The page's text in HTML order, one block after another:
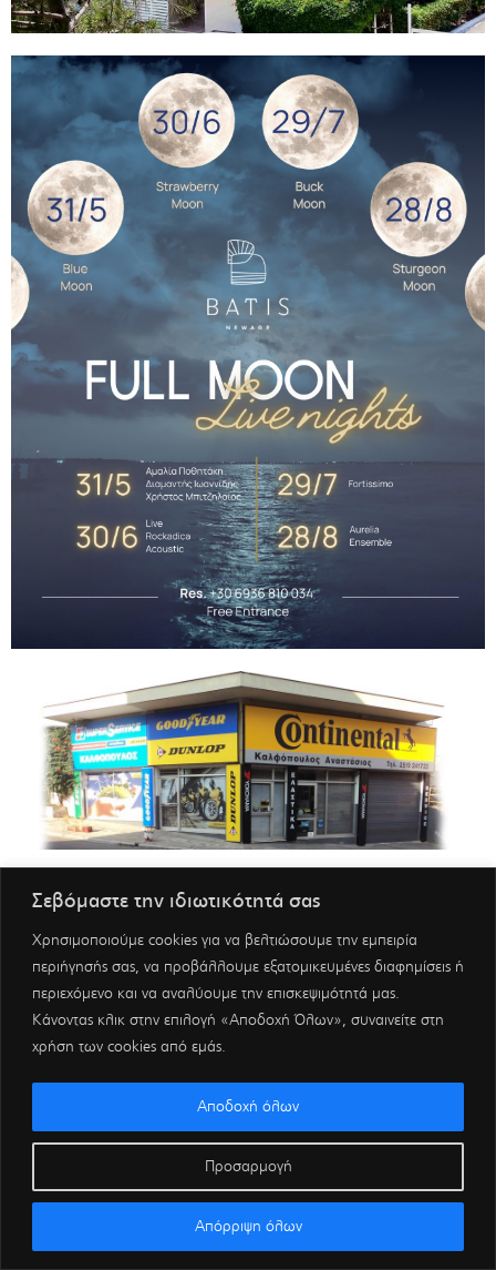
Σεβόμαστε την ιδιωτικότητά σας
Χρησιμοποιούμε cookies για να βελτιώσουμε την εμπειρία
περιήγησής σας, να προβάλλουμε εξατομικευμένες διαφημίσεις ή
περιεχόμενο και να αναλύουμε την επισκεψιμότητά μας.
Κάνοντας κλικ στην επιλογή «Αποδοχή Όλων», συναινείτε στη
χρήση των cookies από εμάς.
Προσαρμογή
Απόρριψη όλων
Αποδοχή όλων